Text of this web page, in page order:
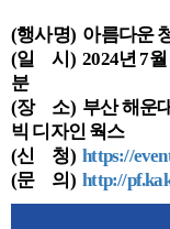
(행사명) 아름다운
(일 시) 2024년 7월
분
(장 소) 부산 해운대
빅 디자인 웍스
(신 청)https://
(문 의)http://